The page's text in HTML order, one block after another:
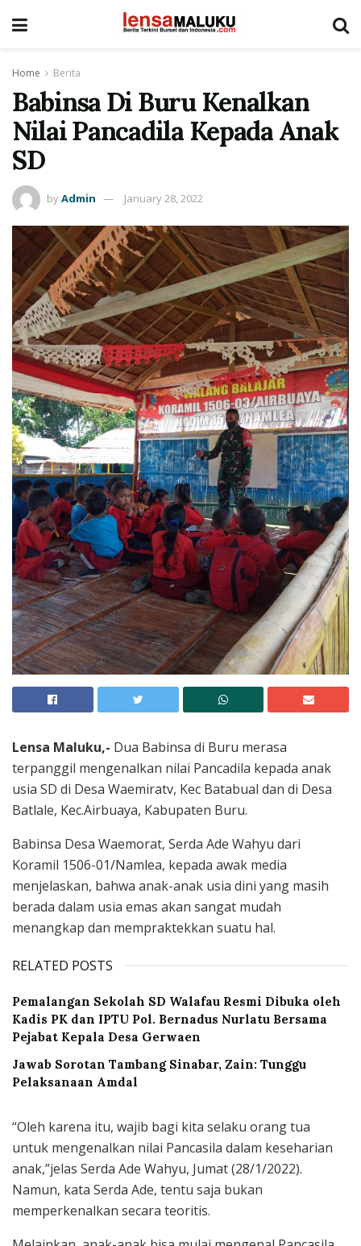
Home Berita
Babinsa Di Buru Kenalkan
Nilai Pancadila Kepada Anak
SD
byAdmin January 28, 2022
Lensa Maluku,- Dua Babinsa di Buru merasa
terpanggil mengenalkan nilai Pancadila kepada anak
usia SD di Desa Waemiratv, Kec Batabual dan di Desa
Batlale, Kec.Airbuaya, Kabupaten Buru.
Babinsa Desa Waemorat, Serda Ade Wahyu dari
Koramil 1506-01/Namlea, kepada awak media
menjelaskan, bahwa anak-anak usia dini yang masih
berada dalam usia emas akan sangat mudah
menangkap dan mempraktekkan suatu hal.
RELATED POSTS
Pemalangan Sekolah SD Walafau Resmi Dibuka oleh
Kadis PK dan IPTU Pol. Bernadus Nurlatu Bersama
Pejabat Kepala Desa Gerwaen
Jawab Sorotan Tambang Sinabar, Zain: Tunggu
Pelaksanaan Amdal
“Oleh karena itu, wajib bagi kita selaku orang tua
untuk mengenalkan nilai Pancasila dalam keseharian
anak,”jelas Serda Ade Wahyu, Jumat (28/1/2022).
Namun, kata Serda Ade, tentu saja bukan
memperkenalkan secara teoritis.